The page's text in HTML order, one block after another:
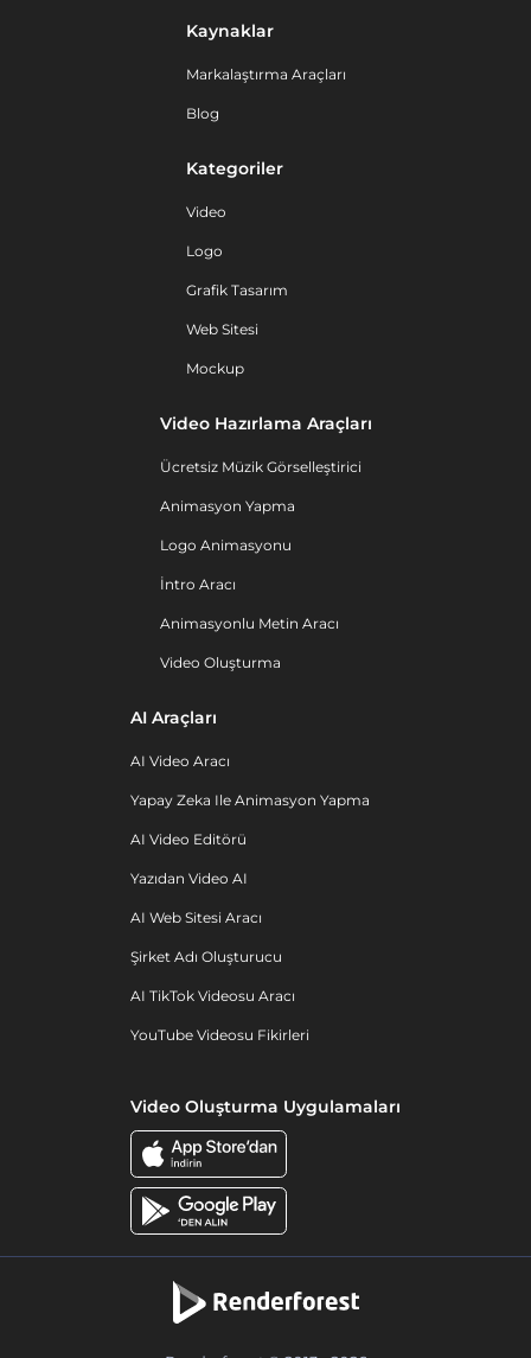
Kaynaklar
Markalaştırma Araçları
Blog
Kategoriler
Video
Logo
Grafik Tasarım
Web Sitesi
Mockup
Video Hazırlama Araçları
Ücretsiz Müzik Görselleştirici
Animasyon Yapma
Logo Animasyonu
İntro Aracı
Animasyonlu Metin Aracı
Video Oluşturma
AI Araçları
AI Video Aracı
Yapay Zeka Ile Animasyon Yapma
AI Video Editörü
Yazıdan Video AI
AI Web Sitesi Aracı
Şirket Adı Oluşturucu
AI TikTok Videosu Aracı
YouTube Videosu Fikirleri
Video Oluşturma Uygulamaları